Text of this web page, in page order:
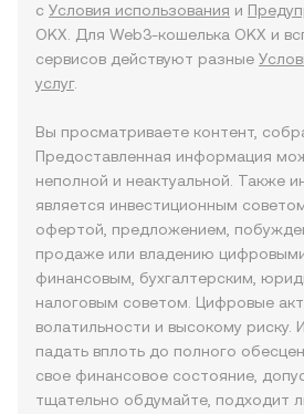
с Условия использования и
OKX. Для Web3-кошелька OKX и
сервисов действуют разные
услуг.
Вы просматриваете контент,
Предоставленная информация
неполной и неактуальной. Также
является инвестиционным
офертой, предложением,
продаже или владению
финансовым, бухгалтерским,
налоговым советом. Цифровые
волатильности и высокому
падать вплоть до полного
свое финансовое состояние,
тщательно обдумайте, подходит